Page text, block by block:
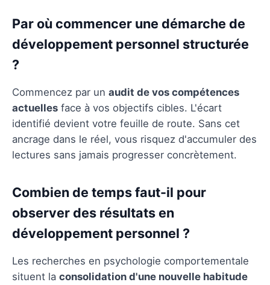
Par où commencer une démarche de
développement personnel structurée
?
Commencez par un audit de vos compétences
actuelles face à vos objectifs cibles. L'écart
identifié devient votre feuille de route. Sans cet
ancrage dans le réel, vous risquez d'accumuler des
lectures sans jamais progresser concrètement.
Combien de temps faut-il pour
observer des résultats en
développement personnel ?
Les recherches en psychologie comportementale
situent la consolidation d'une nouvelle habitude